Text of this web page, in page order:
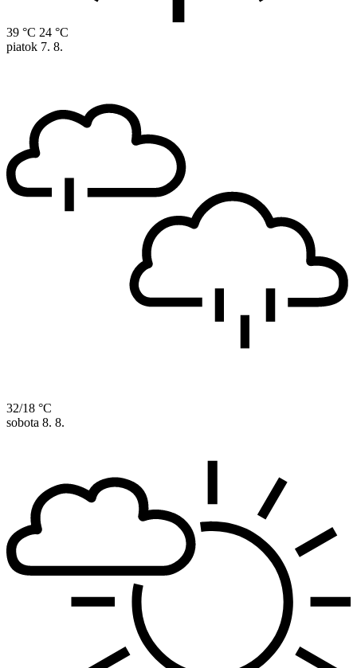
39 °C 24 °C
piatok 7. 8.
32/18 °C
sobota 8. 8.